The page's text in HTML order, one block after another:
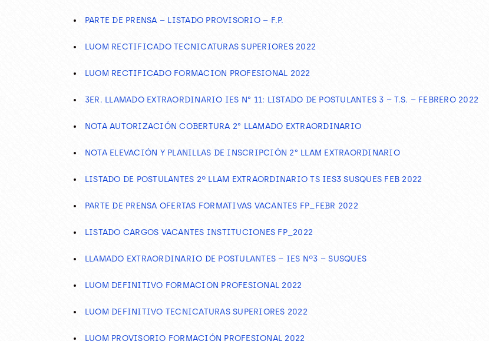
PARTE DE PRENSA – LISTADO PROVISORIO – F.P.
LUOM RECTIFICADO TECNICATURAS SUPERIORES 2022
LUOM RECTIFICADO FORMACION PROFESIONAL 2022
3ER. LLAMADO EXTRAORDINARIO IES N° 11: LISTADO DE POSTULANTES 3 – T.S. – FEBRERO 2022
NOTA AUTORIZACIÓN COBERTURA 2° LLAMADO EXTRAORDINARIO
NOTA ELEVACIÓN Y PLANILLAS DE INSCRIPCIÓN 2° LLAM EXTRAORDINARIO
LISTADO DE POSTULANTES 2º LLAM EXTRAORDINARIO TS IES3 SUSQUES FEB 2022
PARTE DE PRENSA OFERTAS FORMATIVAS VACANTES FP_FEBR 2022
LISTADO CARGOS VACANTES INSTITUCIONES FP_2022
LLAMADO EXTRAORDINARIO DE POSTULANTES – IES Nº3 – SUSQUES
LUOM DEFINITIVO FORMACION PROFESIONAL 2022
LUOM DEFINITIVO TECNICATURAS SUPERIORES 2022
LUOM PROVISORIO FORMACIÓN PROFESIONAL 2022